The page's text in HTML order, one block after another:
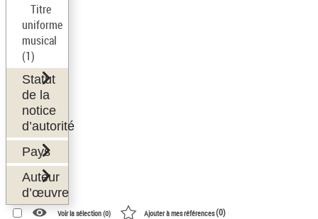
Titre
uniforme
musical
(1)
Statut
de la
notice
d’autorité
Pays
Auteur
d’œuvre
Voir la sélection (0) Ajouter à mes références(0)